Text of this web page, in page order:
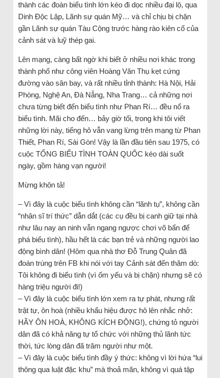
thành các đoàn biểu tình lớn kéo đi dọc nhiều đại lộ, qua
Dinh Độc Lập, Lãnh sự quán Mỹ… và chỉ chịu bị chặn
gần Lãnh sự quán Tàu Cộng trước hàng rào kiên cố của
cảnh sát và luỹ thép gai.
Lên mạng, càng bất ngờ khi biết ở nhiều nơi khác trong
thành phố như công viên Hoàng Văn Thụ kẹt cứng
đường vào sân bay, và rất nhiều tỉnh thành: Hà Nội, Hải
Phòng, Nghệ An, Đà Nẵng, Nha Trang… cả những nơi
chưa từng biết đến biểu tình như Phan Rí… đều nổ ra
biểu tình. Mãi cho đến… bảy giờ tối, trong khi tôi viết
những lời này, tiếng hô vẫn vang lừng trên mạng từ Phan
Thiết, Phan Rí, Sài Gòn! Vậy là lần đầu tiên sau 1975, có
cuộc TỔNG BIỂU TÌNH TOÀN QUỐC kéo dài suốt
ngày, gồm hàng vạn người!
Mừng khôn tả!
– Vì đây là cuộc biểu tình không cần “lãnh tụ”, không cần
“nhân sĩ trí thức” dẫn dắt (các cụ đều bị canh giữ tại nhà
như lâu nay an ninh vẫn ngang ngược chơi võ bẩn để
phá biểu tình), hầu hết là các bạn trẻ và những người lao
động bình dân! (Hôm qua nhà thơ Đỗ Trung Quân đã
đoán trúng trên FB khi nói với tay Cảnh sát đến thăm dò:
Tôi không đi biểu tình (vì ốm yếu và bị chặn) nhưng sẽ có
hàng triệu người đi!)
– Vì đây là cuộc biểu tình lớn xem ra tự phát, nhưng rất
trật tự, ôn hoà (nhiều khẩu hiệu được hô lên nhắc nhở:
HÃY ÔN HOÀ, KHÔNG KÍCH ĐỘNG!), chứng tỏ người
dân đã có khả năng tự tổ chức với những thủ lãnh tức
thời, tức lòng dân đã trăm người như một.
– Vì đây là cuộc biểu tình đầy ý thức: không vì lời hứa “lui
thông qua luật đặc khu” mà thoả mãn, không vì quá tập